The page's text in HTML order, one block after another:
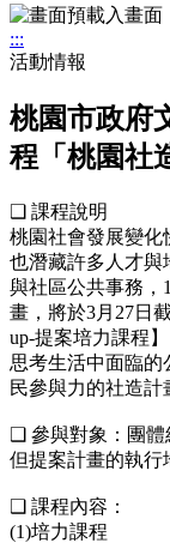
:::
活動情報
桃園市政府
程「桃園社
❑ 課程說明
桃園社會發展變化
也潛藏許多人才與
與社區公共事務，
畫，將於3月27日
up-提案培力課程
思考生活中面臨
民參與力的社造計
❑ 參與對象：團體
但提案計畫的執行
❑ 課程內容：
(1)培力課程